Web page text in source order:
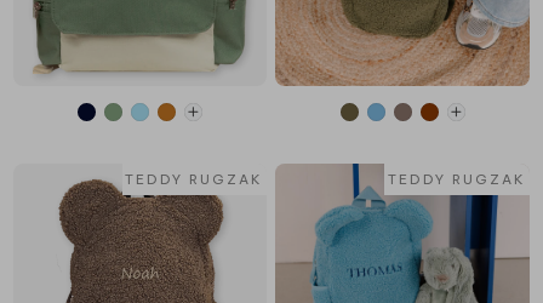
TEDDY RUGZAK TEDDY RUGZAK